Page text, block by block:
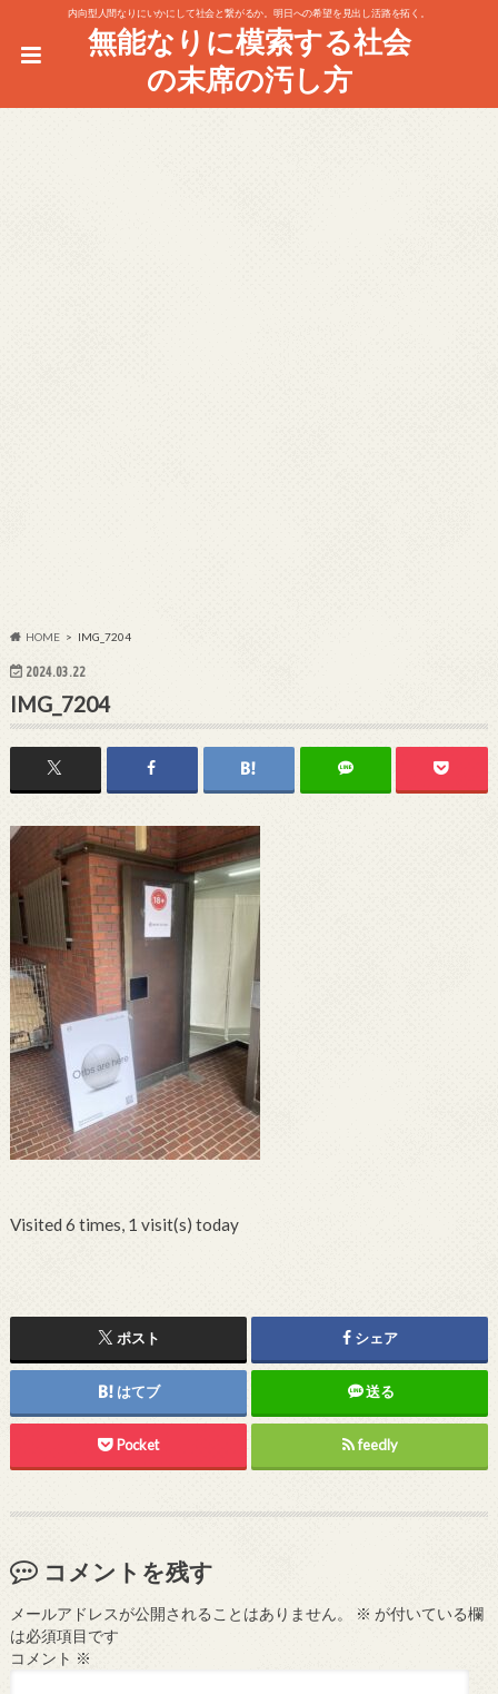
内向型人間なりにいかにして社会と繋がるか。明日への希望を見出し活路を拓く。
無能なりに模索する社会
の末席の汚し方
HOME IMG_7204
2024.03.22
IMG_7204
Visited 6 times, 1 visit(s) today
ポスト シェア
はてブ 送る
Pocket feedly
コメントを残す
メールアドレスが公開されることはありません。 ※ が付いている欄
は必須項目です
コメント ※